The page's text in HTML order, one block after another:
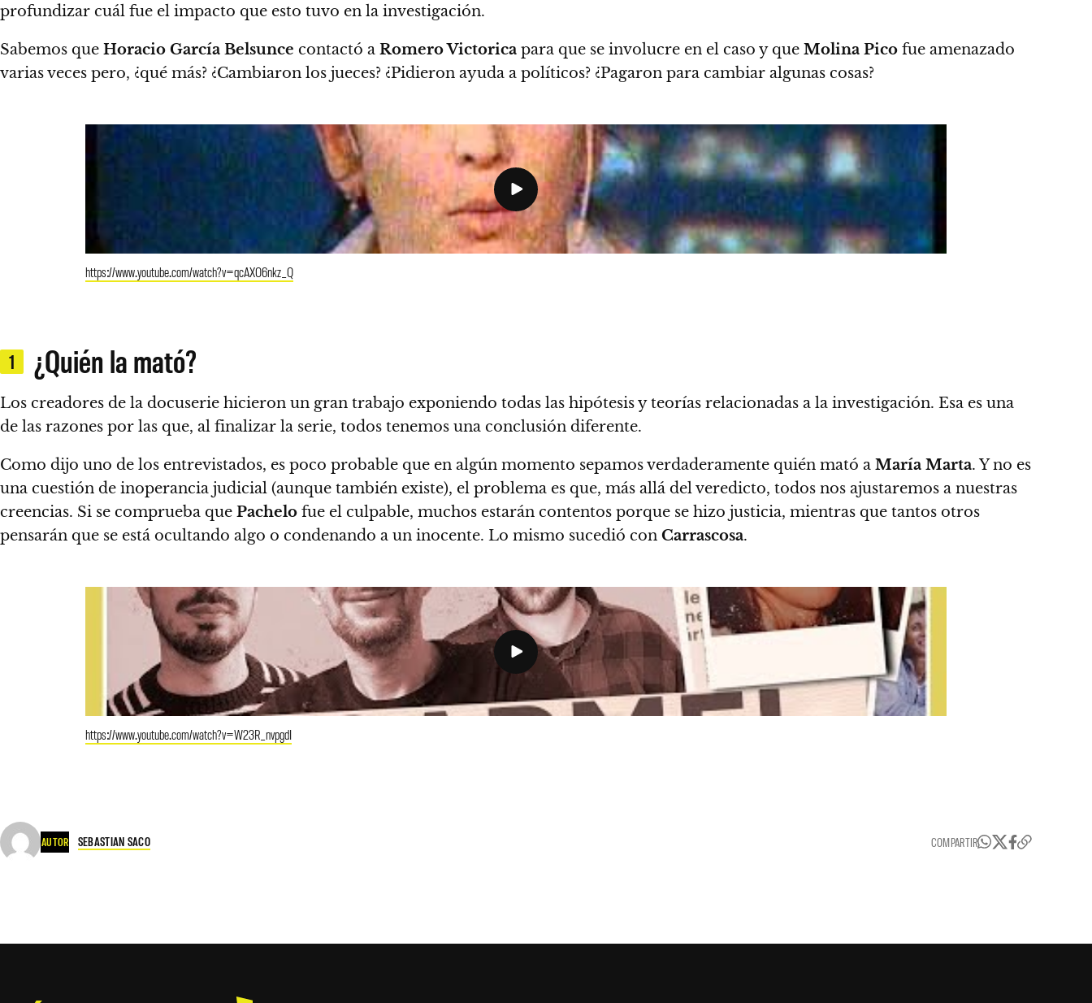
profundizar cuál fue el impacto que esto tuvo en la investigación.
Sabemos que Horacio García Belsunce contactó a Romero Victorica para que se involucre en el caso y que Molina Pico fue amenazado
varias veces pero, ¿qué más? ¿Cambiaron los jueces? ¿Pidieron ayuda a políticos? ¿Pagaron para cambiar algunas cosas?
https://www.youtube.com/watch?v=qcAXO6nkz_Q
1 ¿Quién la mató?
Los creadores de la docuserie hicieron un gran trabajo exponiendo todas las hipótesis y teorías relacionadas a la investigación. Esa es una
de las razones por las que, al finalizar la serie, todos tenemos una conclusión diferente.
Como dijo uno de los entrevistados, es poco probable que en algún momento sepamos verdaderamente quién mató a María Marta. Y no es
una cuestión de inoperancia judicial (aunque también existe), el problema es que, más allá del veredicto, todos nos ajustaremos a nuestras
creencias. Si se comprueba que Pachelo fue el culpable, muchos estarán contentos porque se hizo justicia, mientras que tantos otros
pensarán que se está ocultando algo o condenando a un inocente. Lo mismo sucedió con Carrascosa.
https://www.youtube.com/watch?v=W23R_nvpgdI
AUTOR SEBASTIAN SACO COMPARTIR